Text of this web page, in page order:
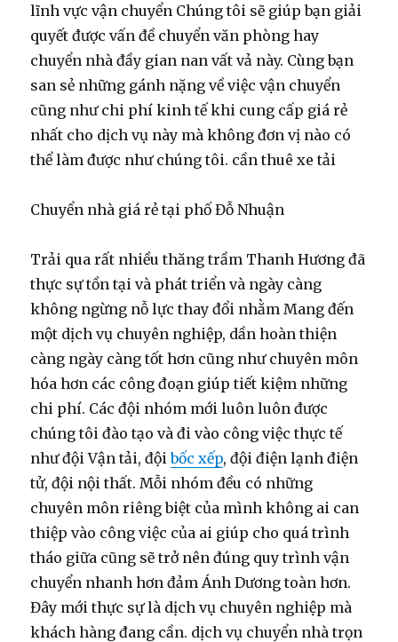
lĩnh vực vận chuyển Chúng tôi sẽ giúp bạn giải
quyết được vấn đề chuyển văn phòng hay
chuyển nhà đầy gian nan vất vả này. Cùng bạn
san sẻ những gánh nặng về việc vận chuyển
cũng như chi phí kinh tế khi cung cấp giá rẻ
nhất cho dịch vụ này mà không đơn vị nào có
thể làm được như chúng tôi. cần thuê xe tải
Chuyển nhà giá rẻ tại phố Đỗ Nhuận
Trải qua rất nhiều thăng trầm Thanh Hương đã
thực sự tồn tại và phát triển và ngày càng
không ngừng nỗ lực thay đổi nhằm Mang đến
một dịch vụ chuyên nghiệp, dần hoàn thiện
càng ngày càng tốt hơn cũng như chuyên môn
hóa hơn các công đoạn giúp tiết kiệm những
chi phí. Các đội nhóm mới luôn luôn được
chúng tôi đào tạo và đi vào công việc thực tế
như đội Vận tải, độibốc xếp, đội điện lạnh điện
tử, đội nội thất. Mỗi nhóm đều có những
chuyên môn riêng biệt của mình không ai can
thiệp vào công việc của ai giúp cho quá trình
tháo giữa cũng sẽ trở nên đúng quy trình vận
chuyển nhanh hơn đảm Ánh Dương toàn hơn.
Đây mới thực sự là dịch vụ chuyên nghiệp mà
khách hàng đang cần. dịch vụ chuyển nhà trọn